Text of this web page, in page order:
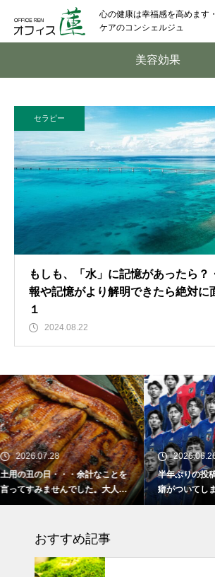
心の健康は幸福感を高めます
ケアのコンシェルジュ
美容効果
セラピー
もしも、「水」に記憶があったら？
報や記憶がより解明できたら絶対に
１
2024.08.22
を
気
2026.06.26
半年ぶりの投稿です・・・さぼり
癖がついてしまって・・・恥ずか
しぃ～ (〃ﾉωﾉ)
「
ー
おすすめ記事